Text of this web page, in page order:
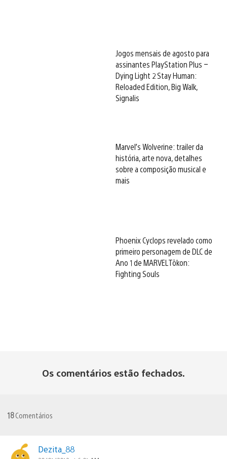
Jogos mensais de agosto para
assinantes PlayStation Plus –
Dying Light 2 Stay Human:
Reloaded Edition, Big Walk,
Signalis
Marvel’s Wolverine: trailer da
história, arte nova, detalhes
sobre a composição musical e
mais
Phoenix Cyclops revelado como
primeiro personagem de DLC de
Ano 1 de MARVEL Tōkon:
Fighting Souls
Os comentários estão fechados.
18Comentários
Dezita_88